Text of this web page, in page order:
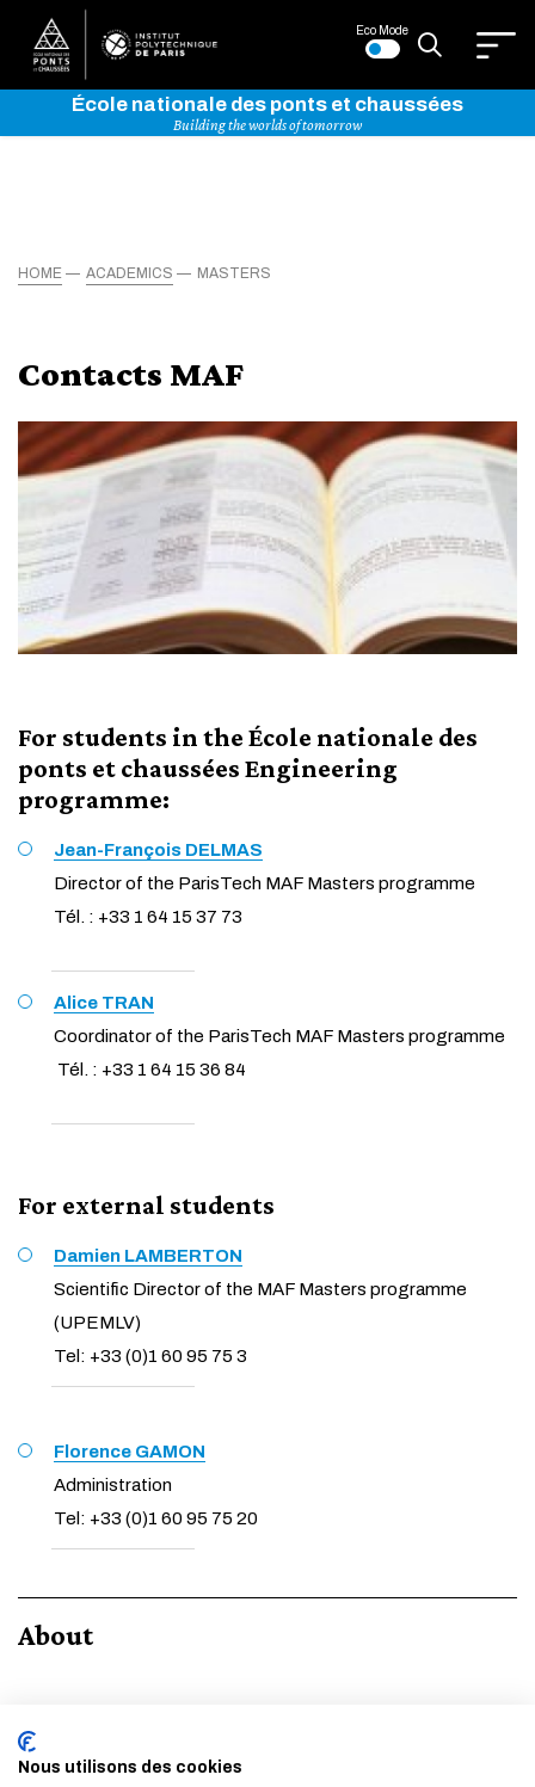
Eco Mode
École nationale des ponts et chaussées
Building the worlds of tomorrow
HOME ACADEMICS MASTERS
Contacts MAF
For students in the École nationale des
ponts et chaussées Engineering
programme:
Jean-François DELMAS
Director of the ParisTech MAF Masters programme
Tél. : +33 1 64 15 37 73
Alice TRAN
Coordinator of the ParisTech MAF Masters programme
Tél. : +33 1 64 15 36 84
For external students
Damien LAMBERTON
Scientific Director of the MAF Masters programme
(UPEMLV)
Tel: +33 (0)1 60 95 75 3
Florence GAMON
Administration
Tel: +33 (0)1 60 95 75 20
About
Plaquette master TM
Nous utilisons des cookies